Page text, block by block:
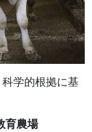
学的根拠に基
育農場